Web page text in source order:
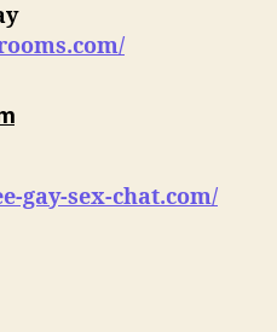
sagt:
gay-sex-chat.com/